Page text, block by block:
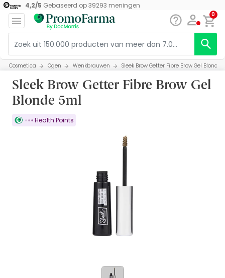
4,2/5 Gebaseerd op39293 meningen
0
Cosmetica Ogen Wenkbrauwen Sleek Brow Getter Fibre Brow Gel Blonde
Sleek Brow Getter Fibre Brow Gel
Blonde 5ml
Health Points